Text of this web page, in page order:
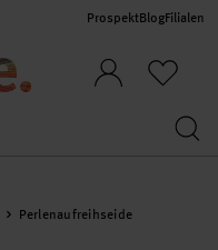
ProspektBlogFilialen
Perlenaufreihseide